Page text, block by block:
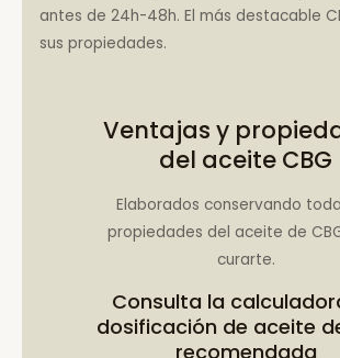
antes de 24h-48h. El más destacable
sus propiedades.
Ventajas y
del aceite CBG
Elaborados conservando
propiedades del aceite de
curarte.
Consulta la
dosificación de aceite
recomendada